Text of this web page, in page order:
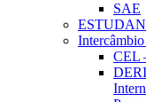
SAE
CEL